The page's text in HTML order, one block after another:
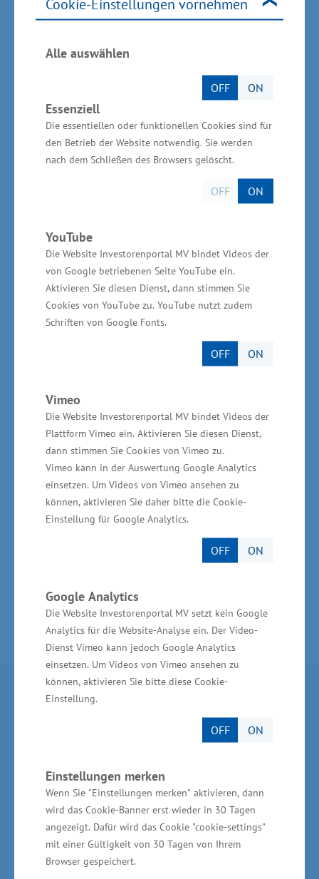
Alle auswählen
OFF ON
Essenziell
Die essentiellen oder funktionellen Cookies sind für
den Betrieb der Website notwendig. Sie werden
nach dem Schließen des Browsers gelöscht.
OFF ON
YouTube
Die Website Investorenportal MV bindet Videos der
von Google betriebenen Seite YouTube ein.
Aktivieren Sie diesen Dienst, dann stimmen Sie
Cookies von YouTube zu. YouTube nutzt zudem
Schriften von Google Fonts.
OFF ON
Vimeo
Die Website Investorenportal MV bindet Videos der
Plattform Vimeo ein. Aktivieren Sie diesen Dienst,
dann stimmen Sie Cookies von Vimeo zu.
Vimeo kann in der Auswertung Google Analytics
einsetzen. Um Videos von Vimeo ansehen zu
können, aktivieren Sie daher bitte die Cookie-
Einstellung für Google Analytics.
OFF ON
Google Analytics
Die Website Investorenportal MV setzt kein Google
Analytics für die Website-Analyse ein. Der Video-
Dienst Vimeo kann jedoch Google Analytics
einsetzen. Um Videos von Vimeo ansehen zu
können, aktivieren Sie bitte diese Cookie-
Einstellung.
OFF ON
Einstellungen merken
Wenn Sie "Einstellungen merken" aktivieren, dann
wird das Cookie-Banner erst wieder in 30 Tagen
angezeigt. Dafür wird das Cookie "cookie-settings"
mit einer Gültigkeit von 30 Tagen von Ihrem
Browser gespeichert.
Verpackungen des Unternehmens werden
beispielsweise für Pizza-Klappschachteln,
Haushaltsgeräte genutzt. Mehr als 70 Prozent
der Produkte werden nach
Unternehmensangaben überregional abgesetzt,
etwa nach Hamburg, Bremen, Münster und
Lauenburg. „Der überregionale Vertrieb trägt
dazu bei, dass Qualitätsprodukte aus
Landesgrenzen noch bekannter werden. So
kann die Nachfrage gesteigert werden. Das
stärkt unsere heimische Wirtschaft und sichert
Arbeitsplätze bei uns im Land“, sagte Glawe.
Die Gesamtinvestitionen des Unternehmens
betragen 650.000 Euro. Das
Wirtschaftsministerium unterstützt das
Vorhaben aus Mitteln der
Gemeinschaftsaufgabe „Verbesserung der
regionalen Wirtschaftsstruktur“ (GRW) in Höhe
Partner im Land
Ministerium für Wirtschaft, Infrastruktur,
Invest in MV - Wirtschaftsfördergesellschaft des
Landes MV
BioCon Valley®GmbH
Landesförderinstitut Mecklenburg-Vorpommern
(LFI M-V)